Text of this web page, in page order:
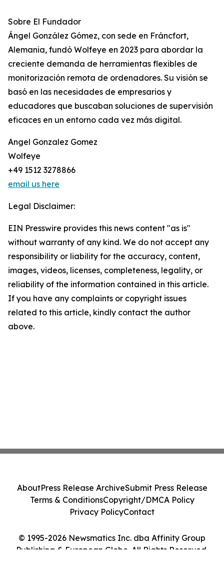
Sobre El Fundador
Ángel González Gómez, con sede en Fráncfort,
Alemania, fundó Wolfeye en 2023 para abordar la
creciente demanda de herramientas flexibles de
monitorización remota de ordenadores. Su visión se
basó en las necesidades de empresarios y
educadores que buscaban soluciones de supervisión
eficaces en un entorno cada vez más digital.
Angel Gonzalez Gomez
Wolfeye
+49 1512 3278866
email us here
Legal Disclaimer:
EIN Presswire provides this news content "as is"
without warranty of any kind. We do not accept any
responsibility or liability for the accuracy, content,
images, videos, licenses, completeness, legality, or
reliability of the information contained in this article.
If you have any complaints or copyright issues
related to this article, kindly contact the author
above.
© 1995-2026 Newsmatics Inc. dba Affinity Group
Publishing & European Globe. All Rights Reserved.
AboutPress Release ArchiveSubmit Press Release
Terms & ConditionsCopyright/DMCA Policy
Privacy PolicyContact